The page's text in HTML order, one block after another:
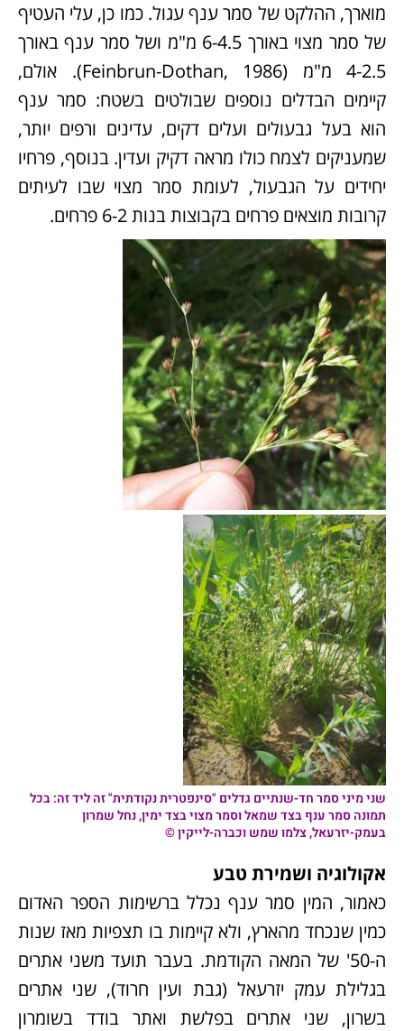
מוארך, ההלקט של סמר ענף עגול. כמו כן, עלי העטיף
של סמר מצוי באורך 6-4.5 מ"מ ושל סמר ענף באורך
4-2.5 מ"מ (Feinbrun-Dothan, 1986). אולם,
קיימים הבדלים נוספים שבולטים בשטח: סמר ענף
הוא בעל גבעולים ועלים דקים, עדינים ורפים יותר,
שמעניקים לצמח כולו מראה דקיק ועדין. בנוסף, פרחיו
יחידים על הגבעול, לעומת סמר מצוי שבו לעיתים
קרובות מוצאים פרחים בקבוצות בנות 6-2 פרחים.
שני מיני סמר חד-שנתיים גדלים "סינפטרית נקודתית" זה ליד זה: בכל
תמונהסמר ענףבצד שמאלוסמר מצוי בצד ימין,נחל שמרון
בעמק-יזרעאל, צלמו שמש וכברה-לייקין ©
אקולוגיה ושמירת טבע
כאמור, המין סמר ענף נכלל ברשימות הספר האדום
כמין שנכחד מהארץ, ולא קיימות בו תצפיות מאז שנות
ה-50' של המאה הקודמת. בעבר תועד משני אתרים
בגלילת עמק יזרעאל (גבת ועין חרוד), שני אתרים
בשרון, שני אתרים בפלשת ואתר בודד בשומרון